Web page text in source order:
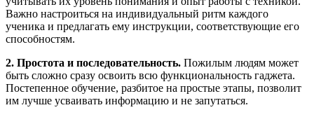
Важно настроиться на индивидуальный ритм каждого
ученика и предлагать ему инструкции, соответствующие его
способностям.
2. Простота и последовательность. Пожилым людям может
быть сложно сразу освоить всю функциональность гаджета.
Постепенное обучение, разбитое на простые этапы, позволит
им лучше усваивать информацию и не запутаться.